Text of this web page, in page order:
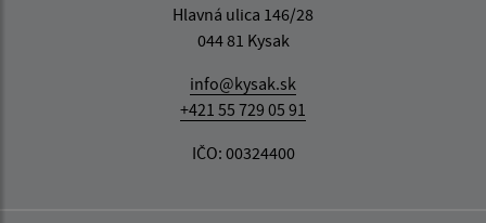
Hlavná ulica 146/28
044 81 Kysak
info@kysak.sk
+421 55 729 05 91
IČO: 00324400